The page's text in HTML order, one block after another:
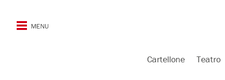
Cartellone Teatro